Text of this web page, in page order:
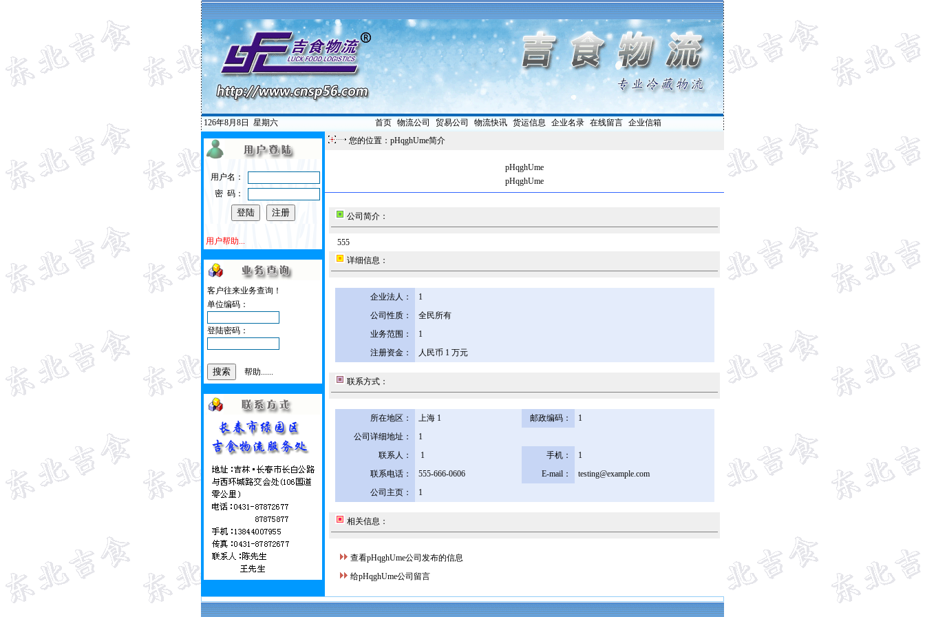
126年8月8日 星期六 首页| 物流公司 贸易公司 物流快讯| 货运信息 企业名录| 在线留言| 企业信箱
用户名：
密 码：
用户帮助...
客户往来业务查询！
单位编码：
登陆密码：
帮助......
您的位置：pHqghUme简介
pHqghUme
pHqghUme
公司简介：
555
详细信息：
企业法人：
1
公司性质：
全民所有
业务范围：
1
注册资金：
人民币 1 万元
联系方式：
所在地区： 上海 1 邮政编码：
1
公司详细地址：
1
联系人：
1 手机：
1
联系电话：
555-666-0606 E-mail：
testing@example.com
公司主页：
1
相关信息：
查看pHqghUme公司发布的信息
给pHqghUme公司留言